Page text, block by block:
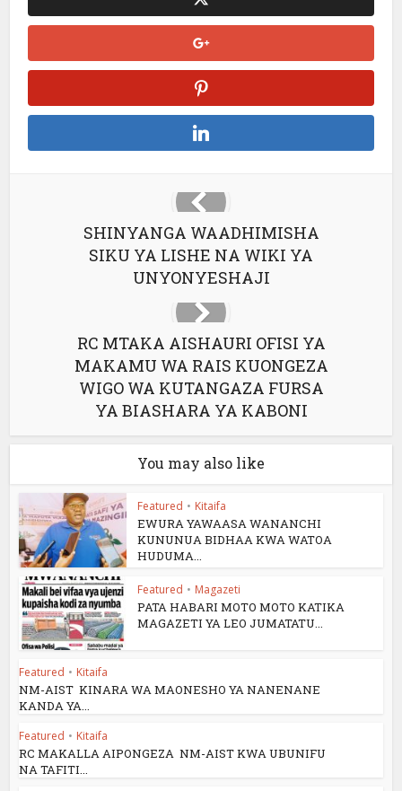
SHINYANGA WAADHIMISHA
SIKU YA LISHE NA WIKI YA
UNYONYESHAJI
RC MTAKA AISHAURI OFISI YA
MAKAMU WA RAIS KUONGEZA
WIGO WA KUTANGAZA FURSA
YA BIASHARA YA KABONI
You may also like
Featured • Kitaifa
EWURA YAWAASA WANANCHI
KUNUNUA BIDHAA KWA WATOA
HUDUMA...
Featured • Magazeti
PATA HABARI MOTO MOTO KATIKA
MAGAZETI YA LEO JUMATATU...
Featured • Kitaifa
NM-AIST KINARA WA MAONESHO YA NANENANE
KANDA YA...
Featured • Kitaifa
RC MAKALLA AIPONGEZA NM-AIST KWA UBUNIFU
NA TAFITI...